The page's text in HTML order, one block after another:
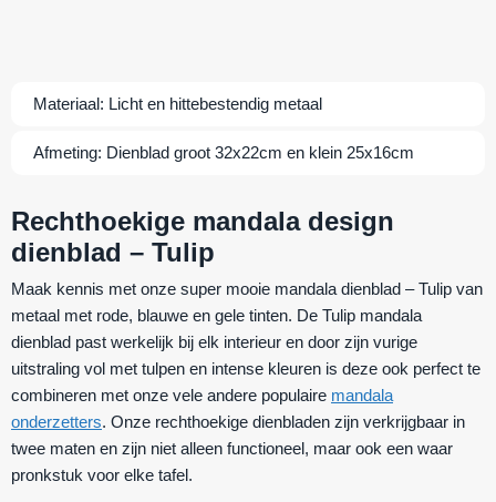
Materiaal: Licht en hittebestendig metaal
Afmeting: Dienblad groot 32x22cm en klein 25x16cm
Rechthoekige mandala design
dienblad – Tulip
Maak kennis met onze super mooie mandala dienblad – Tulip van
metaal met rode, blauwe en gele tinten. De Tulip mandala
dienblad past werkelijk bij elk interieur en door zijn vurige
uitstraling vol met tulpen en intense kleuren is deze ook perfect te
combineren met onze vele andere populaire mandala
onderzetters. Onze rechthoekige dienbladen zijn verkrijgbaar in
twee maten en zijn niet alleen functioneel, maar ook een waar
pronkstuk voor elke tafel.